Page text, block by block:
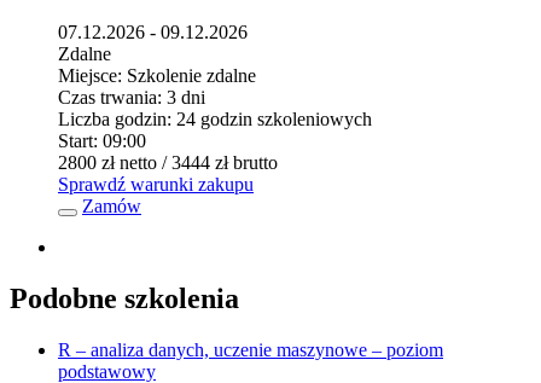
07.12.2026 - 09.12.2026
Zdalne
Miejsce: Szkolenie zdalne
Czas trwania: 3 dni
Liczba godzin: 24 godzin szkoleniowych
Start: 09:00
2800 złnetto / 3444 złbrutto
Sprawdź warunki zakupu
Zamów
Podobne szkolenia
R – analiza danych, uczenie maszynowe – poziom
podstawowy